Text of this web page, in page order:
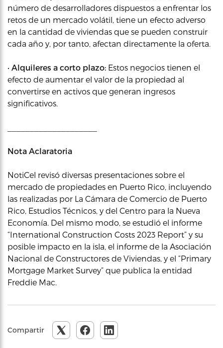
número de desarrolladores dispuestos a enfrentar los
retos de un mercado volátil, tiene un efecto adverso
en la cantidad de viviendas que se pueden construir
cada año y, por tanto, afectan directamente la oferta.
• Alquileres a corto plazo: Estos negocios tienen el
efecto de aumentar el valor de la propiedad al
convertirse en activos que generan ingresos
significativos.
Nota Aclaratoria
NotiCel revisó diversas presentaciones sobre el
mercado de propiedades en Puerto Rico, incluyendo
las realizadas por La Cámara de Comercio de Puerto
Rico, Estudios Técnicos, y del Centro para la Nueva
Economía. Del mismo modo, se estudió el informe
“International Construction Costs 2023 Report” y su
posible impacto en la isla, el informe de la Asociación
Nacional de Constructores de Viviendas, y el “Primary
Mortgage Market Survey” que publica la entidad
Freddie Mac.
Compartir